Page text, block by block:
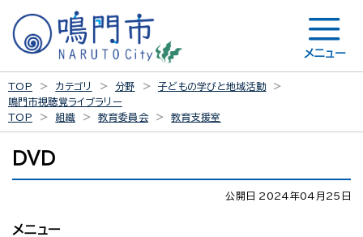
メニュー
TOP カテゴリ 分野
子どもの学びと地域活動
鳴門市視聴覚ライブラリー
TOP
組織 教育委員会 教育支援室
ＤＶＤ
公開日 2024年04月25日
メニュー